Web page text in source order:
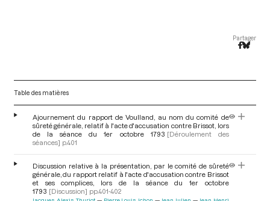
Partager
Table des matières
Ajournement du rapport de Voulland, au nom du comité de
sûreté générale, relatif à l'acte d'accusation contre Brissot, lors
de la séance du 1er octobre 1793 [Déroulement des
séances] p.401
Discussion relative à la présentation, par le comité de sûreté
générale, du rapport relatif à l'acte d'accusation contre Brissot
et ses complices, lors de la séance du 1er octobre
1793 [Discussion] pp.401-402